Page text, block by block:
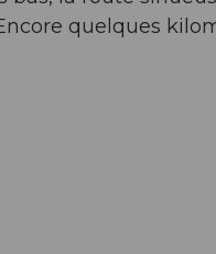
quelques